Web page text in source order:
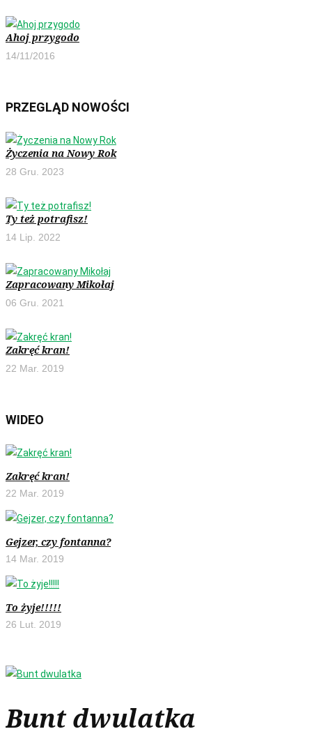
Ahoj przygodo
14/11/2016
PRZEGLĄD NOWOŚCI
Życzenia na Nowy Rok
28 Gru. 2023
Ty też potrafisz!
14 Lip. 2022
Zapracowany Mikołaj
06 Gru. 2021
Zakręć kran!
22 Mar. 2019
WIDEO
Zakręć kran!
22 Mar. 2019
Gejzer, czy fontanna?
14 Mar. 2019
To żyje!!!!!
26 Lut. 2019
Bunt dwulatka